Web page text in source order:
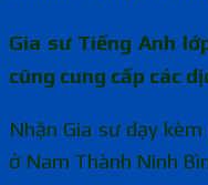
Gia sư Tiếng Anh
cũng cung cấp các
Nhận Gia sư dạy
ở Nam Thành Ninh